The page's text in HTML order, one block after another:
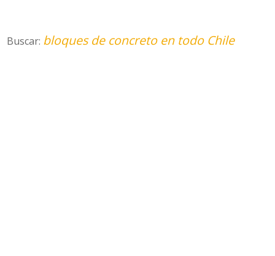
Buscar: bloques de concreto en todo Chile